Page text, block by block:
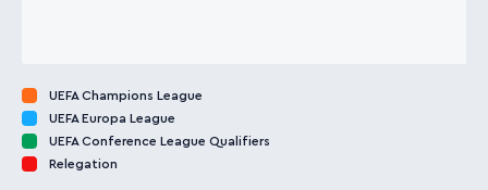
UEFA Champions League
UEFA Europa League
UEFA Conference League Qualifiers
Relegation